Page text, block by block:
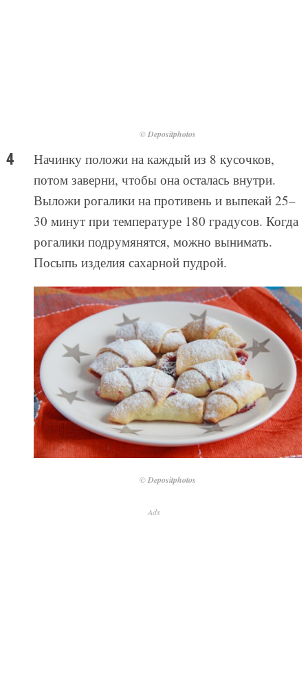
© Depositphotos
Начинку положи на каждый из 8 кусочков,
потом заверни, чтобы она осталась внутри.
Выложи рогалики на противень и выпекай 25–
30 минут при температуре 180 градусов. Когда
рогалики подрумянятся, можно вынимать.
Посыпь изделия сахарной пудрой.
© Depositphotos
Ads